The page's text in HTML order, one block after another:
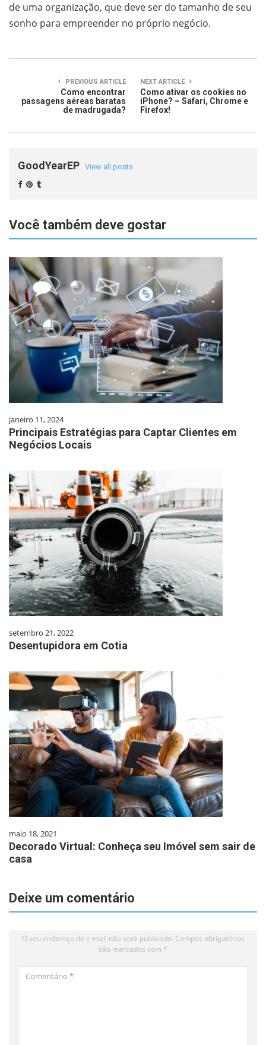
de uma organização, que deve ser do tamanho de seu
sonho para empreender no próprio negócio.
PREVIOUS ARTICLE
Como encontrar
passagens aéreas baratas
de madrugada?
NEXT ARTICLE
Como ativar os cookies no
iPhone? – Safari, Chrome e
Firefox!
GoodYearEP View all posts
Você também deve gostar
janeiro 11, 2024
Principais Estratégias para Captar Clientes em
Negócios Locais
setembro 21, 2022
Desentupidora em Cotia
maio 18, 2021
Decorado Virtual: Conheça seu Imóvel sem sair de
casa
Deixe um comentário
O seu endereço de e-mail não será publicado. Campos obrigatórios
são marcados com *
Comentário